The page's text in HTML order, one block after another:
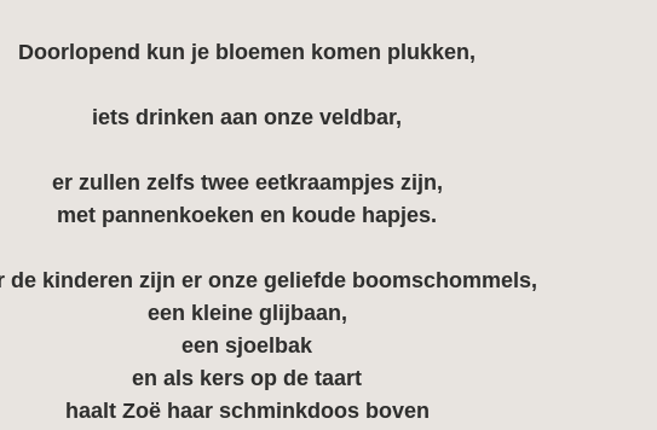
Doorlopend kun je bloemen komen plukken,
iets drinken aan onze veldbar,
er zullen zelfs twee eetkraampjes zijn,
met pannenkoeken en koude hapjes.
de kinderen zijn er onze geliefde boomschommels,
een kleine glijbaan,
een sjoelbak
en als kers op de taart
haalt Zoë haar schminkdoos boven